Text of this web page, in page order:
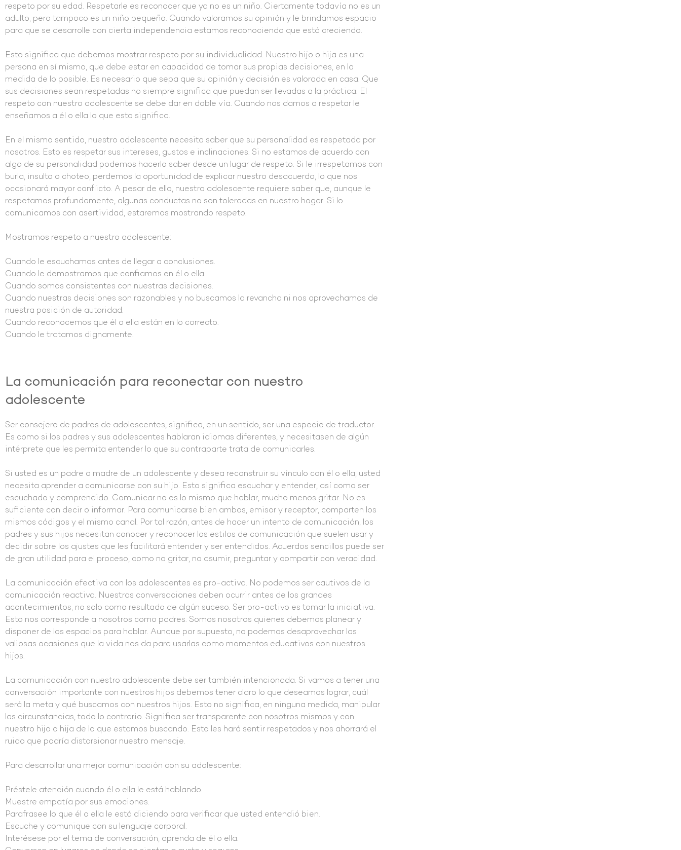
respeto por su edad. Respetarle es reconocer que ya no es un niño. Ciertamente todavía no es un
adulto, pero tampoco es un niño pequeño. Cuando valoramos su opinión y le brindamos espacio
para que se desarrolle con cierta independencia estamos reconociendo que está creciendo.
Esto significa que debemos mostrar respeto por su individualidad. Nuestro hijo o hija es una
persona en sí mismo, que debe estar en capacidad de tomar sus propias decisiones, en la
medida de lo posible. Es necesario que sepa que su opinión y decisión es valorada en casa. Que
sus decisiones sean respetadas no siempre significa que puedan ser llevadas a la práctica. El
respeto con nuestro adolescente se debe dar en doble vía. Cuando nos damos a respetar le
enseñamos a él o ella lo que esto significa.
En el mismo sentido, nuestro adolescente necesita saber que su personalidad es respetada por
nosotros. Esto es respetar sus intereses, gustos e inclinaciones. Si no estamos de acuerdo con
algo de su personalidad podemos hacerlo saber desde un lugar de respeto. Si le irrespetamos con
burla, insulto o choteo, perdemos la oportunidad de explicar nuestro desacuerdo, lo que nos
ocasionará mayor conflicto. A pesar de ello, nuestro adolescente requiere saber que, aunque le
respetamos profundamente, algunas conductas no son toleradas en nuestro hogar. Si lo
comunicamos con asertividad, estaremos mostrando respeto.
Mostramos respeto a nuestro adolescente:
Cuando le escuchamos antes de llegar a conclusiones.
Cuando le demostramos que confiamos en él o ella.
Cuando somos consistentes con nuestras decisiones.
Cuando nuestras decisiones son razonables y no buscamos la revancha ni nos aprovechamos de
nuestra posición de autoridad.
Cuando reconocemos que él o ella están en lo correcto.
Cuando le tratamos dignamente.
La comunicación para reconectar con nuestro
adolescente
Ser consejero de padres de adolescentes, significa, en un sentido, ser una especie de traductor.
Es como si los padres y sus adolescentes hablaran idiomas diferentes, y necesitasen de algún
intérprete que les permita entender lo que su contraparte trata de comunicarles.
Si usted es un padre o madre de un adolescente y desea reconstruir su vínculo con él o ella, usted
necesita aprender a comunicarse con su hijo. Esto significa escuchar y entender, así como ser
escuchado y comprendido. Comunicar no es lo mismo que hablar, mucho menos gritar. No es
suficiente con decir o informar. Para comunicarse bien ambos, emisor y receptor, comparten los
mismos códigos y el mismo canal. Por tal razón, antes de hacer un intento de comunicación, los
padres y sus hijos necesitan conocer y reconocer los estilos de comunicación que suelen usar y
decidir sobre los ajustes que les facilitará entender y ser entendidos. Acuerdos sencillos puede ser
de gran utilidad para el proceso, como no gritar, no asumir, preguntar y compartir con veracidad.
La comunicación efectiva con los adolescentes es pro-activa. No podemos ser cautivos de la
comunicación reactiva. Nuestras conversaciones deben ocurrir antes de los grandes
acontecimientos, no solo como resultado de algún suceso. Ser pro-activo es tomar la iniciativa.
Esto nos corresponde a nosotros como padres. Somos nosotros quienes debemos planear y
disponer de los espacios para hablar. Aunque por supuesto, no podemos desaprovechar las
valiosas ocasiones que la vida nos da para usarlas como momentos educativos con nuestros
hijos.
La comunicación con nuestro adolescente debe ser también intencionada. Si vamos a tener una
conversación importante con nuestros hijos debemos tener claro lo que deseamos lograr, cuál
será la meta y qué buscamos con nuestros hijos. Esto no significa, en ninguna medida, manipular
las circunstancias, todo lo contrario. Significa ser transparente con nosotros mismos y con
nuestro hijo o hija de lo que estamos buscando. Esto les hará sentir respetados y nos ahorrará el
ruido que podría distorsionar nuestro mensaje.
Para desarrollar una mejor comunicación con su adolescente:
Préstele atención cuando él o ella le está hablando.
Muestre empatía por sus emociones.
Parafrasee lo que él o ella le está diciendo para verificar que usted entendió bien.
Escuche y comunique con su lenguaje corporal.
Interésese por el tema de conversación, aprenda de él o ella.